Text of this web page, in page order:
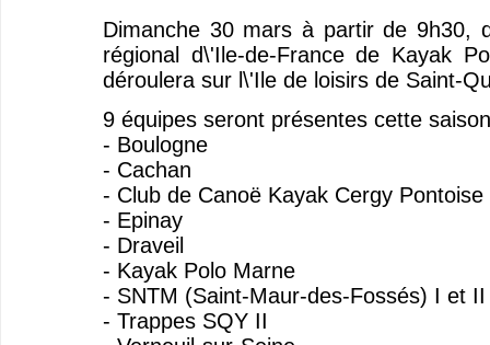
Dimanche 30 mars à partir de 9h30,
régional d\'Ile-de-France de Kayak
déroulera sur l\'Ile de loisirs de Saint-
9 équipes seront présentes cette
- Boulogne
- Cachan
- Club de Canoë Kayak Cergy Pontoise
- Epinay
- Draveil
- Kayak Polo Marne
- SNTM (Saint-Maur-des-Fossés) I et II
- Trappes SQY II